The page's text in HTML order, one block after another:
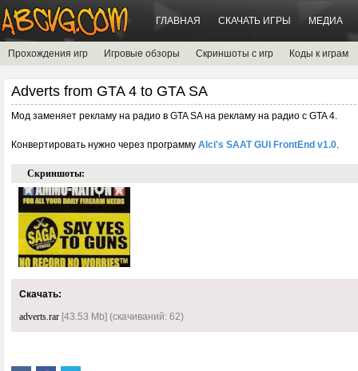
ГЛАВНАЯ СКАЧАТЬ ИГРЫ МЕДИА
Прохождения игр Игровые обзоры Скриншоты с игр Коды к играм
Adverts from GTA 4 to GTA SA
Мод заменяет рекламу на радио в GTA SA на рекламу на радио с GTA 4.
Конвертировать нужно через программу Alci's SAAT GUI FrontEnd v1.0.
Скриншоты:
Скачать:
adverts.rar [43.53 Mb] (cкачиваний: 62)